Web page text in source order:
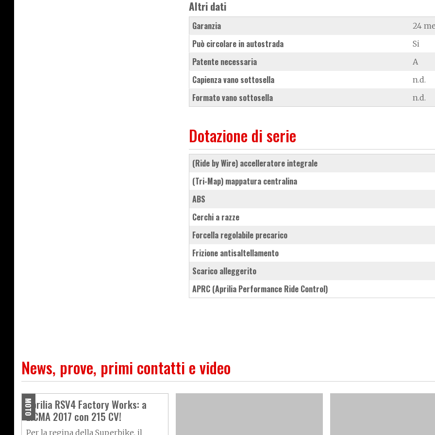
Altri dati
Garanzia 24
Può circolare in autostrada Si
Patente necessaria A
Capienza vano sottosella n.d.
Formato vano sottosella n.d.
Dotazione di serie
(Ride by Wire) accelleratore integrale
(Tri-Map) mappatura centralina
ABS
cerchi a razze
forcella regolabile precarico
frizione antisaltellamento
scarico alleggerito
aPRC (Aprilia Performance Ride Control)
News, prove, primi contatti e video
MOTO
Aprilia RSV4 Factory Works: a
EICMA 2017 con 215 CV!
Per la regina della Superbike, il